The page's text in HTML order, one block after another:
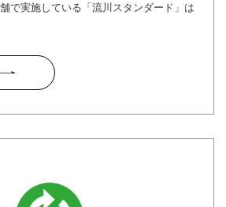
で実施している「流川スタンダード」は